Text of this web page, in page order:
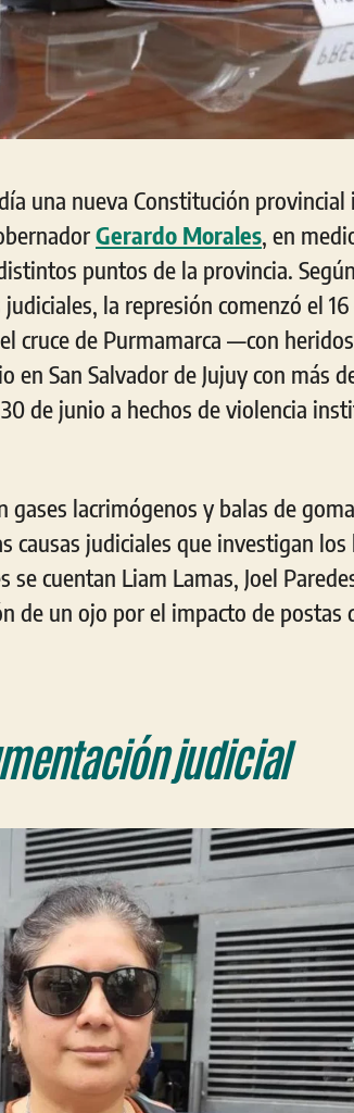
una nueva Constitución provincial
Gerardo Morales, en
puntos de la provincia.
la represión comenzó el
cruce de Purmamarca —con
San Salvador de Jujuy con más
de junio a hechos de violencia
gases lacrimógenos y balas de
causas judiciales que investigan los
cuentan Liam Lamas, Joel
de un ojo por el impacto de postas
judicial